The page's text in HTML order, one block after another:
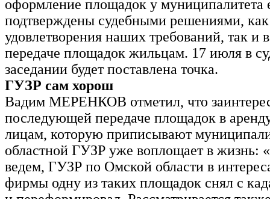
оформление площадок у муниципалитета
подтверждены судебными решениями, как
удовлетворения наших требований, так и
передаче площадок жильцам. 17 июля в
заседании будет поставлена точка.
ГУЗР сам хорош
Вадим МЕРЕНКОВ отметил, что
последующей передаче площадок в
лицам, которую приписывают
областной ГУЗР уже воплощает в жизнь:
ведем, ГУЗР по Омской области в
фирмы одну из таких площадок снял с